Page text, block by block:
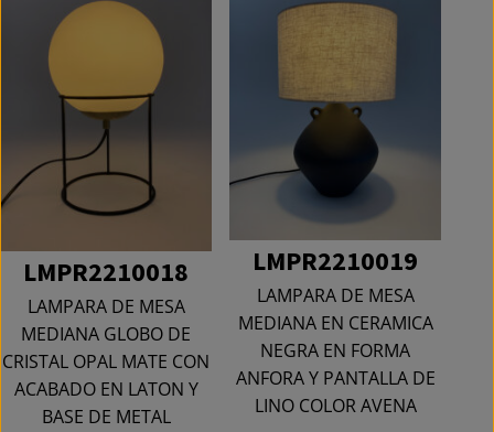
LMPR2210018
LAMPARA DE MESA
MEDIANA GLOBO DE
CRISTAL OPAL MATE CON
ACABADO EN LATON Y
BASE DE METAL
LMPR2210019
LAMPARA DE MESA
MEDIANA EN CERAMICA
NEGRA EN FORMA
ANFORA Y PANTALLA DE
LINO COLOR AVENA